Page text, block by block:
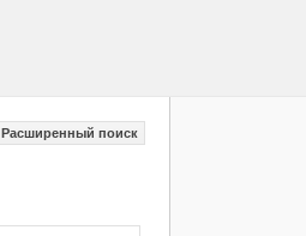
Расширенный поиск